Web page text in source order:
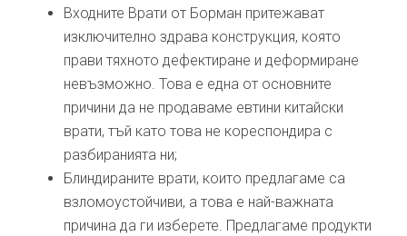
Входните Врати от Борман притежават
изключително здрава конструкция, която
прави тяхното дефектиране и деформиране
невъзможно. Това е една от основните
причини да не продаваме евтини китайски
врати, тъй като това не кореспондира с
разбиранията ни;
Блиндираните врати, които предлагаме са
взломоустойчиви, а това е най-важната
причина да ги изберете. Предлагаме продукти